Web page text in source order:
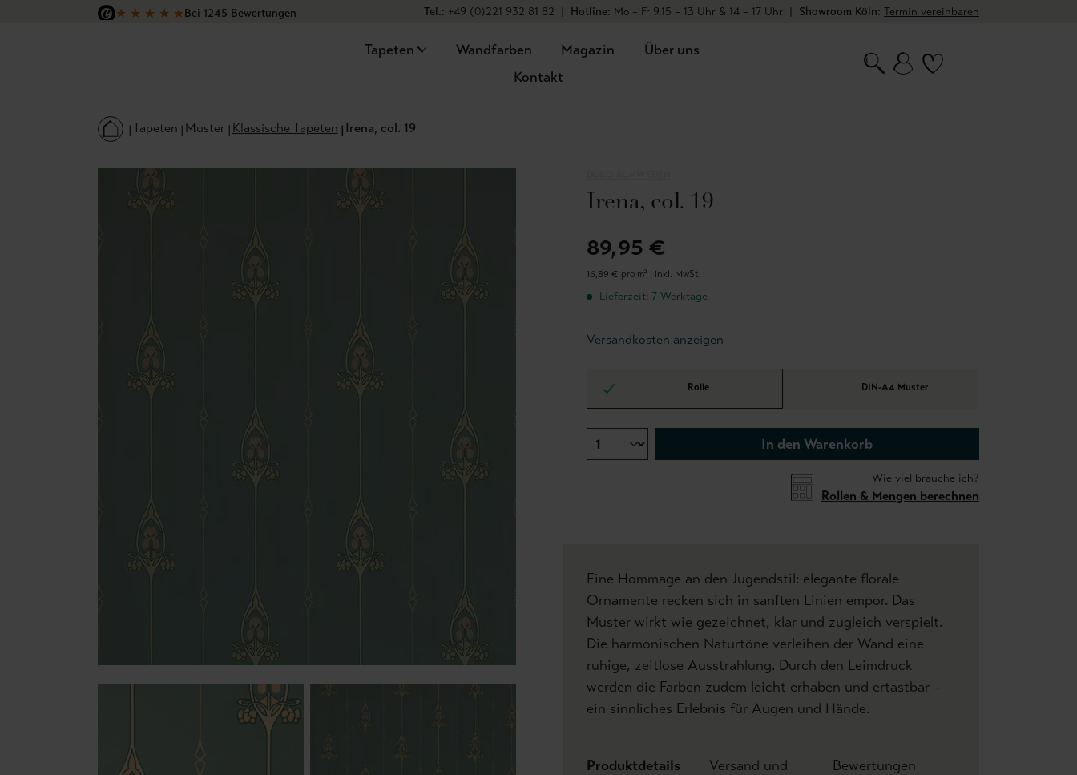
Hauptinhalt springen
Zur Suche springen
Zur Hauptnavigation springen
★ ★ ★ ★ ★Bei 1245 Bewertungen
Tel.: +49 (0)221 932 81 82 | Hotline: Mo – Fr 9.15 – 13 Uhr & 14 – 17 Uhr | Showroom Köln: Termin vereinbaren
Tapeten Wandfarben Magazin
Über uns
Kontakt
Tapeten Muster Klassische Tapeten Irena, col. 19
Irena, col. 19
89,95 €
16,89 € pro m² | inkl. MwSt.
Lieferzeit: 7 Werktage
Versandkosten anzeigen
Rolle DIN-A4 Muster
In den Warenkorb
Wie viel brauche ich?
Rollen & Mengen berechnen
Eine Hommage an den Jugendstil: elegante florale
Ornamente recken sich in sanften Linien empor. Das
Muster wirkt wie gezeichnet, klar und zugleich verspielt.
Die harmonischen Naturtöne verleihen der Wand eine
ruhige, zeitlose Ausstrahlung. Durch den Leimdruck
werden die Farben zudem leicht erhaben und ertastbar –
ein sinnliches Erlebnis für Augen und Hände.
Produktdetails
Versand und
Bewertungen